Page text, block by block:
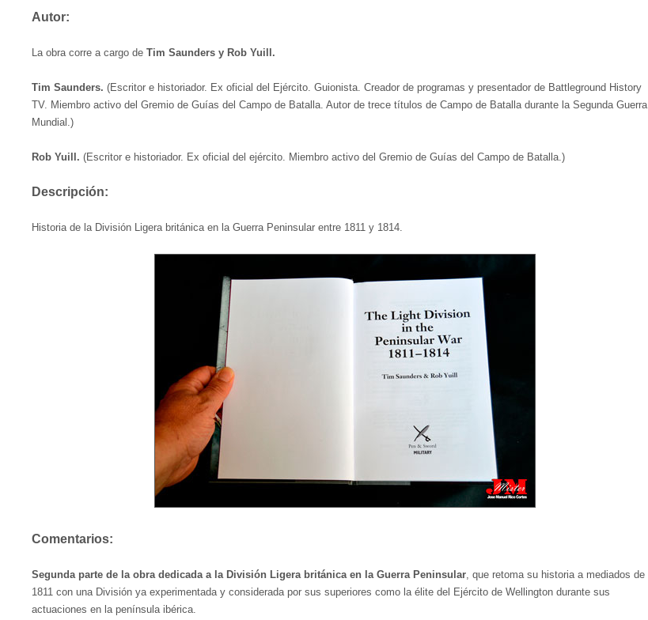
Autor:
La obra corre a cargo de Tim Saunders y Rob Yuill.
Tim Saunders. (Escritor e historiador. Ex oficial del Ejército. Guionista. Creador de programas y presentador de Battleground History
TV. Miembro activo del Gremio de Guías del Campo de Batalla. Autor de trece títulos de Campo de Batalla durante la Segunda Guerra
Mundial.)
Rob Yuill. (Escritor e historiador. Ex oficial del ejército. Miembro activo del Gremio de Guías del Campo de Batalla.)
Descripción:
Historia de la División Ligera británica en la Guerra Peninsular entre 1811 y 1814.
Comentarios:
Segunda parte de la obra dedicada a la División Ligera británica en la Guerra Peninsular , que retoma su historia a mediados de
1811 con una División ya experimentada y considerada por sus superiores como la élite del Ejército de Wellington durante sus
actuaciones en la península ibérica.